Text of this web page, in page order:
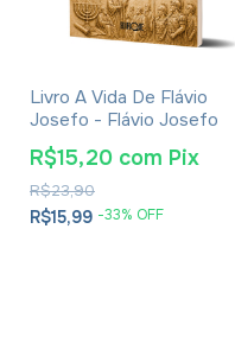
Livro A Vida De Flávio
Josefo - Flávio Josefo
R$15,99 -33% OFF
R$23,90
R$15,20 com Pix